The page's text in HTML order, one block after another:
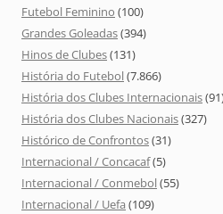
Futebol Feminino (100)
Grandes Goleadas(394)
Hinos de Clubes(131)
História do Futebol(7.866)
História dos Clubes Internacionais
História dos Clubes Nacionais(327)
Histórico de Confrontos(31)
Internacional / Concacaf(5)
Internacional / Conmebol(55)
Internacional / Uefa (109)